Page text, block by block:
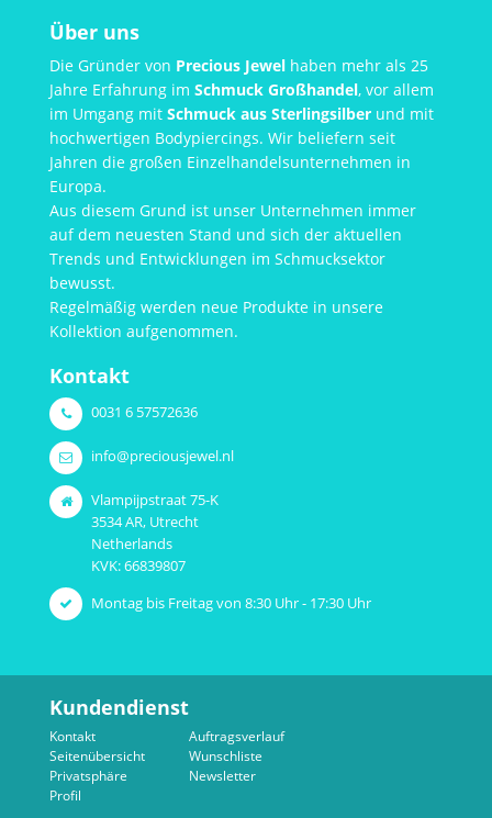
Über uns
Die Gründer von Precious Jewel haben mehr als 25
Jahre Erfahrung im Schmuck Großhandel, vor allem
im Umgang mit Schmuck aus Sterlingsilber und mit
hochwertigen Bodypiercings. Wir beliefern seit
Jahren die großen Einzelhandelsunternehmen in
Europa.
Aus diesem Grund ist unser Unternehmen immer
auf dem neuesten Stand und sich der aktuellen
Trends und Entwicklungen im Schmucksektor
bewusst.
Regelmäßig werden neue Produkte in unsere
Kollektion aufgenommen.
Kontakt
0031 6 57572636
info@preciousjewel.nl
Vlampijpstraat 75-K
3534 AR, Utrecht
Netherlands
KVK: 66839807
Montag bis Freitag von 8:30 Uhr - 17:30 Uhr
Kundendienst
Kontakt
Seitenübersicht
Privatsphäre
Profil
Auftragsverlauf
Wunschliste
Newsletter